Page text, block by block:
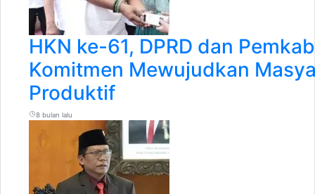
HKN ke-61, DPRD dan
Komitmen Mewujudkan
Produktif
8 bulan lalu